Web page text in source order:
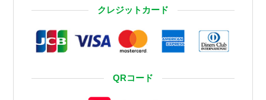
クレジットカード
QRコード